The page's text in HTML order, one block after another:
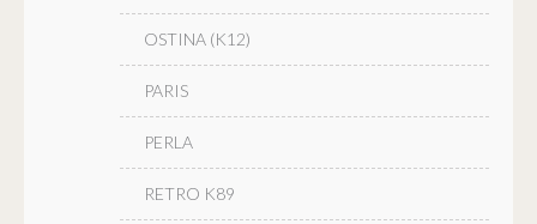
OSTINA (K12)
PARIS
PERLA
RETRO K89